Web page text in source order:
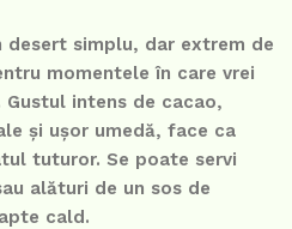
desert simplu, dar extrem de
momentele în care vrei
intens de cacao,
și ușor umedă, face ca
tuturor. Se poate servi
alături de un sos de
cald.